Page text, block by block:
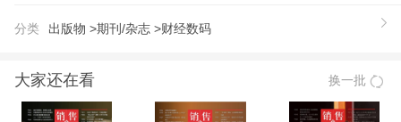
分类 出版物 >期刊/杂志 >财经数码
大家还在看 换一批